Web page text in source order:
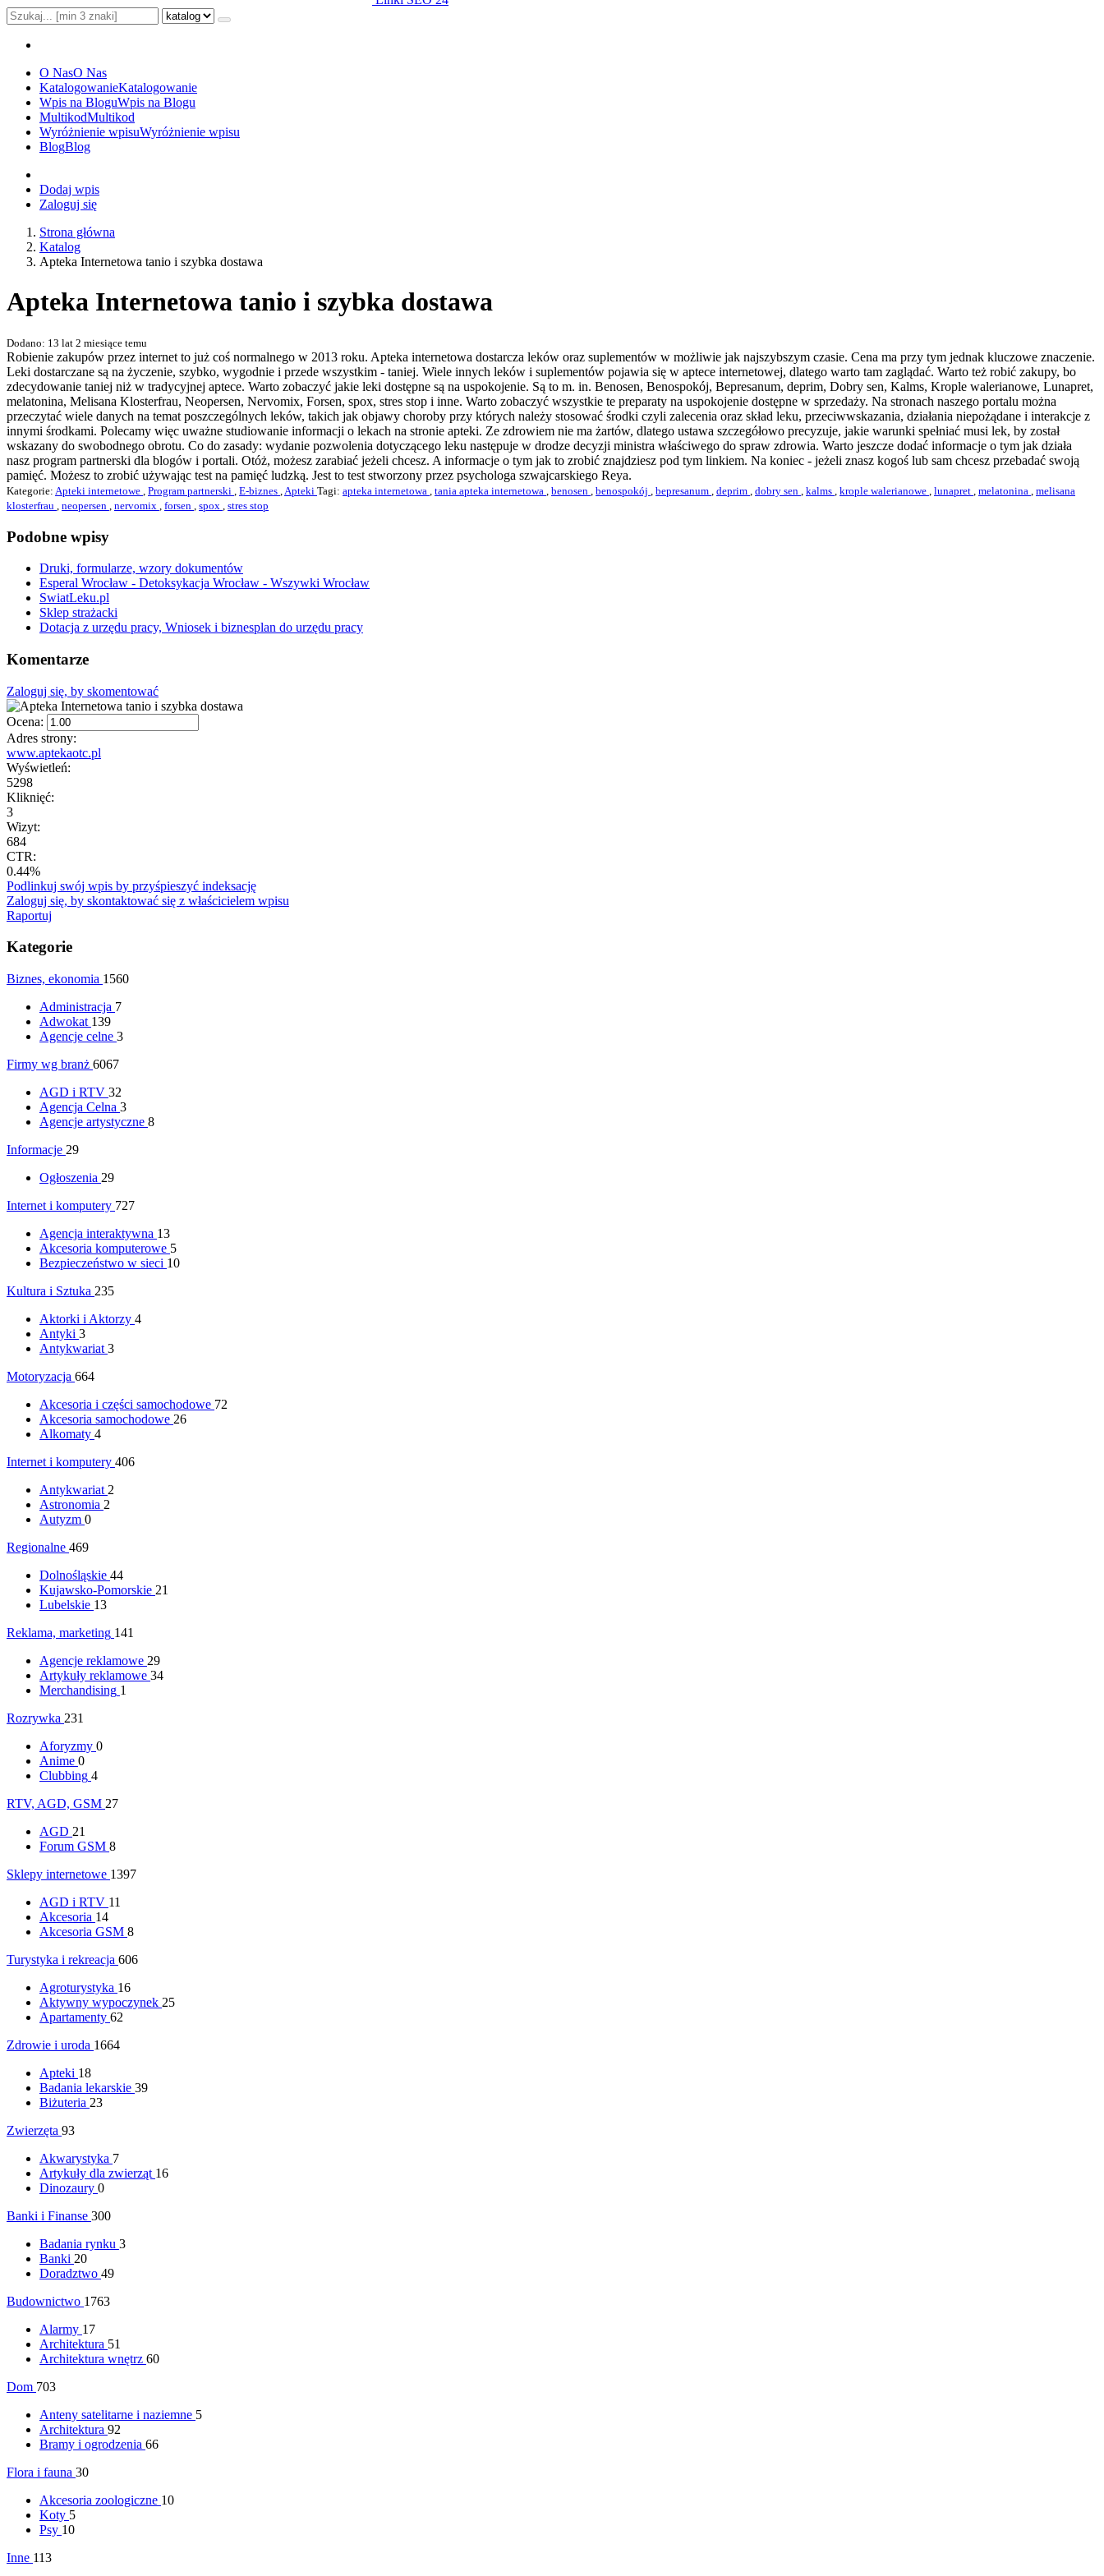
O NasO Nas
KatalogowanieKatalogowanie
Wpis na BloguWpis na Blogu
MultikodMultikod
Wyróżnienie wpisuWyróżnienie wpisu
BlogBlog
Dodaj wpis
Zaloguj się
Strona główna
Katalog
Apteka Internetowa tanio i szybka dostawa
Apteka Internetowa tanio i szybka dostawa
Dodano: 13 lat 2 miesiące temu
Robienie zakupów przez internet to już coś normalnego w 2013 roku. Apteka internetowa dostarcza leków oraz suplementów w możliwie jak najszybszym czasie. Cena ma przy tym jednak kluczowe znaczenie.
Leki dostarczane są na życzenie, szybko, wygodnie i przede wszystkim - taniej. Wiele innych leków i suplementów pojawia się w aptece internetowej, dlatego warto tam zaglądać. Warto też robić zakupy, bo
zdecydowanie taniej niż w tradycyjnej aptece. Warto zobaczyć jakie leki dostępne są na uspokojenie. Są to m. in. Benosen, Benospokój, Bepresanum, deprim, Dobry sen, Kalms, Krople walerianowe, Lunapret,
melatonina, Melisana Klosterfrau, Neopersen, Nervomix, Forsen, spox, stres stop i inne. Warto zobaczyć wszystkie te preparaty na uspokojenie dostępne w sprzedaży. Na stronach naszego portalu można
przeczytać wiele danych na temat poszczególnych leków, takich jak objawy choroby przy których należy stosować środki czyli zalecenia oraz skład leku, przeciwwskazania, działania niepożądane i interakcje z
innymi środkami. Polecamy więc uważne studiowanie informacji o lekach na stronie apteki. Ze zdrowiem nie ma żartów, dlatego ustawa szczegółowo precyzuje, jakie warunki spełniać musi lek, by został
wskazany do swobodnego obrotu. Co do zasady: wydanie pozwolenia dotyczącego leku następuje w drodze decyzji ministra właściwego do spraw zdrowia. Warto jeszcze dodać informacje o tym jak działa
nasz program partnerski dla blogów i portali. Otóż, możesz zarabiać jeżeli chcesz. A informacje o tym jak to zrobić znajdziesz pod tym linkiem. Na koniec - jeżeli znasz kogoś lub sam chcesz przebadać swoją
pamięć. Możesz to zrobić używając test na pamięć ludzką. Jest to test stworzony przez psychologa szwajcarskiego Reya.
Kategorie: Apteki internetowe Program partnerski E-biznes Apteki Tagi: apteka internetowa tania apteka internetowa benosen benospokój bepresanum deprim dobry sen kalms krople walerianowe lunapret melatonina
melisana
klosterfrau
neopersen nervomix forsen spox stres stop
Podobne wpisy
Druki, formularze, wzory dokumentów
Esperal Wrocław - Detoksykacja Wrocław - Wszywki Wrocław
SwiatLeku.pl
Sklep strażacki
Dotacja z urzędu pracy, Wniosek i biznesplan do urzędu pracy
Komentarze
Zaloguj się, by skomentować
Ocena:
Adres strony:
www.aptekaotc.pl
Wyświetleń:
5298
Kliknięć:
3
Wizyt:
684
CTR:
0.44%
Podlinkuj swój wpis by przyśpieszyć indeksację
Zaloguj się, by skontaktować się z właścicielem wpisu
Raportuj
Kategorie
Biznes, ekonomia 1560
Administracja 7
Adwokat 139
Agencje celne 3
Firmy wg branż 6067
AGD i RTV 32
Agencja Celna 3
Agencje artystyczne 8
Informacje 29
Ogłoszenia 29
Internet i komputery 727
Agencja interaktywna 13
Akcesoria komputerowe 5
Bezpieczeństwo w sieci 10
Kultura i Sztuka 235
Aktorki i Aktorzy 4
Antyki 3
Antykwariat 3
Motoryzacja 664
Akcesoria i części samochodowe 72
Akcesoria samochodowe 26
Alkomaty 4
Internet i komputery 406
Antykwariat 2
Astronomia 2
Autyzm 0
Regionalne 469
Dolnośląskie 44
Kujawsko-Pomorskie 21
Lubelskie 13
Reklama, marketing 141
Agencje reklamowe 29
Artykuły reklamowe 34
Merchandising 1
Rozrywka 231
Aforyzmy 0
Anime 0
Clubbing 4
RTV, AGD, GSM 27
AGD 21
Forum GSM 8
Sklepy internetowe 1397
AGD i RTV 11
Akcesoria 14
Akcesoria GSM 8
Turystyka i rekreacja 606
Agroturystyka 16
Aktywny wypoczynek 25
Apartamenty 62
Zdrowie i uroda 1664
Apteki 18
Badania lekarskie 39
Biżuteria 23
Zwierzęta 93
Akwarystyka 7
Artykuły dla zwierząt 16
Dinozaury 0
Banki i Finanse 300
Badania rynku 3
Banki 20
Doradztwo 49
Budownictwo 1763
Alarmy 17
Architektura 51
Architektura wnętrz 60
Dom 703
Anteny satelitarne i naziemne 5
Architektura 92
Bramy i ogrodzenia 66
Flora i fauna 30
Akcesoria zoologiczne 10
Koty 5
Psy 10
Inne 113